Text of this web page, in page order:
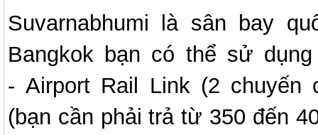
Suvarnabhumi là sân bay
Bangkok bạn có thể sử
- Airport Rail Link (2 chuyến
(bạn cần phải trả từ 350 đến